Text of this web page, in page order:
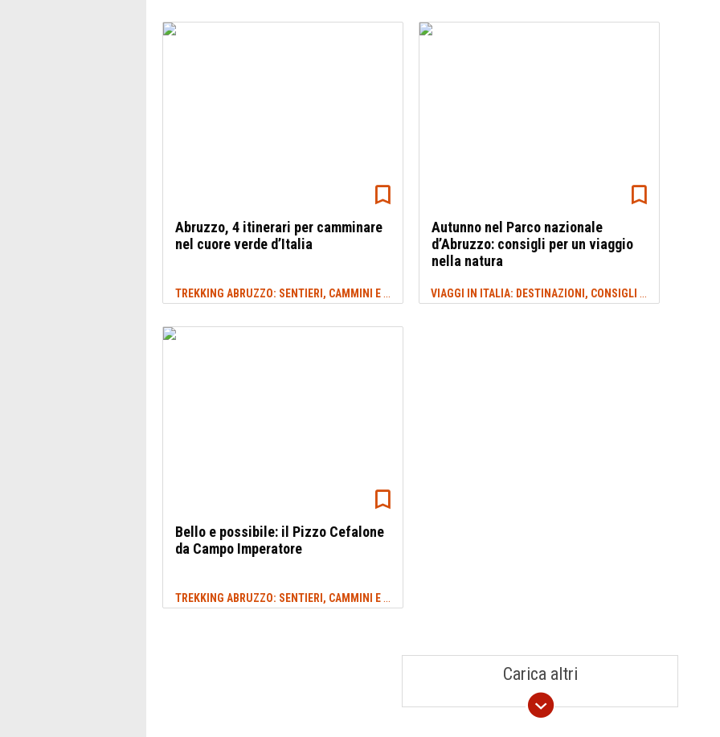
Abruzzo, 4 itinerari per camminare
nel cuore verde d’Italia
TREKKING ABRUZZO: SENTIERI, CAMMINI E ITINERARI #VELINO
Autunno nel Parco nazionale
d’Abruzzo: consigli per un viaggio
nella natura
VIAGGI IN ITALIA: DESTINAZIONI, CONSIGLI E IDEE DI VIAGGIO
Bello e possibile: il Pizzo Cefalone
da Campo Imperatore
TREKKING ABRUZZO: SENTIERI, CAMMINI E ITINERARI
Carica altri